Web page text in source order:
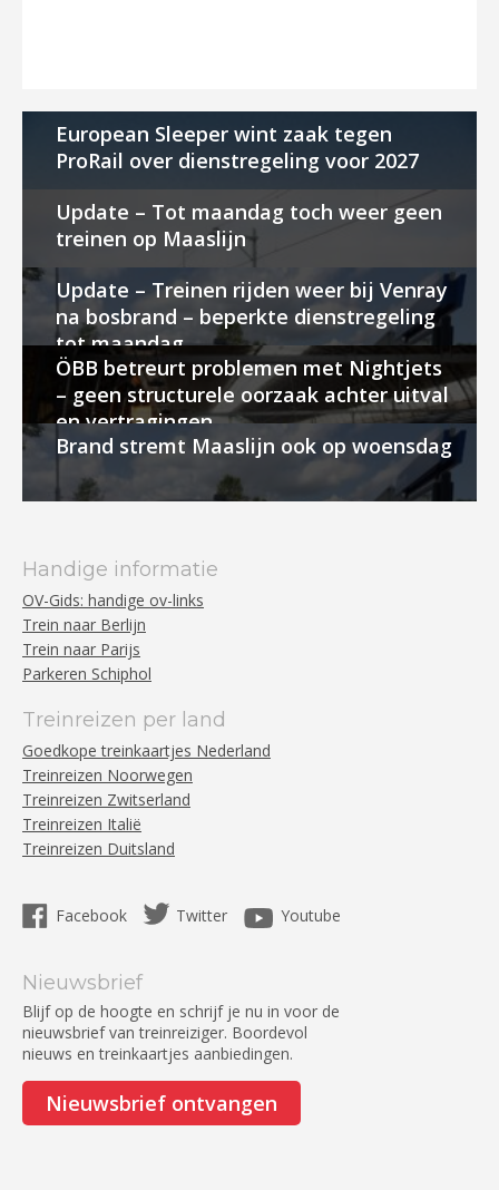
European Sleeper wint zaak tegen
ProRail over dienstregeling voor 2027
Update – Tot maandag toch weer geen
treinen op Maaslijn
Update – Treinen rijden weer bij Venray
na bosbrand – beperkte dienstregeling
tot maandag
ÖBB betreurt problemen met Nightjets
– geen structurele oorzaak achter uitval
en vertragingen
Brand stremt Maaslijn ook op woensdag
Handige informatie
OV-Gids: handige ov-links
Trein naar Berlijn
Trein naar Parijs
Parkeren Schiphol
Treinreizen per land
Goedkope treinkaartjes Nederland
Treinreizen Noorwegen
Treinreizen Zwitserland
Treinreizen Italië
Treinreizen Duitsland
Facebook Twitter Youtube
Nieuwsbrief
Blijf op de hoogte en schrijf je nu in voor de
nieuwsbrief van treinreiziger. Boordevol
nieuws en treinkaartjes aanbiedingen.
Nieuwsbrief ontvangen